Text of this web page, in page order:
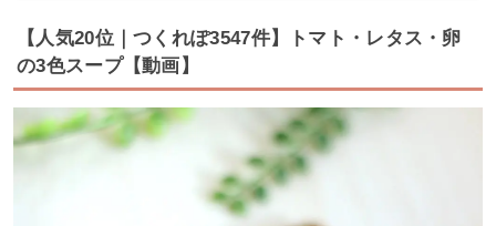
【人気20位｜つくれぽ3547件】トマト・レタス・卵
の3色スープ【動画】